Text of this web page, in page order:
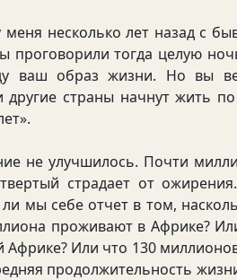
несколько лет назад с
тогда целую
ваш образ жизни. Но вы
другие страны начнут жить
не улучшилось. Почти
страдает от
мы себе отчет в том,
проживают в Африке?
Африке? Или что 130
продолжительность